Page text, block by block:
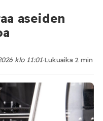
aseiden
klo 11:01·Lukuaika 2 min